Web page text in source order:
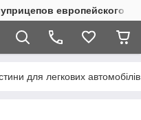
европейского
для легкових автомобілів